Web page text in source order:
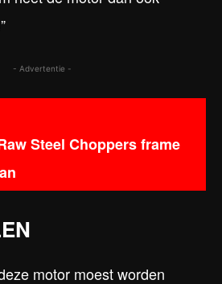
- Advertentie -
Steel Choppers frame
motor moest worden